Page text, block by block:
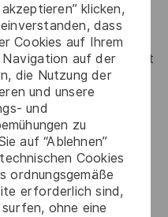
klicken,
dass
Cookies auf Ihrem
Navigation auf der
die Nutzung der
und unsere
und
zu
auf “Ablehnen”
Cookies
ordnungsgemäße
erforderlich sind,
ohne eine
capacité à gérer
du service et excellente
que l’on vous reconnaît
!
reconnait
est notre meilleur
nous !